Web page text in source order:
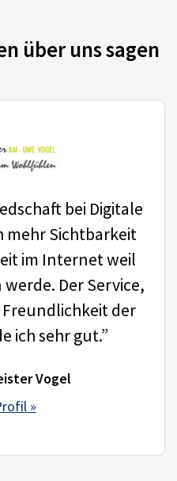
über uns sagen
bei Digitale
mehr Sichtbarkeit
im Internet weil
Der Service,
der
ich sehr gut.”
Vogel
»